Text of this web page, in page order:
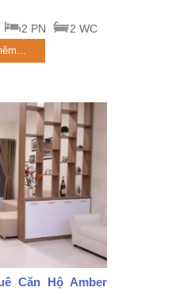
2 PN 2 WC
Căn Hộ Amber